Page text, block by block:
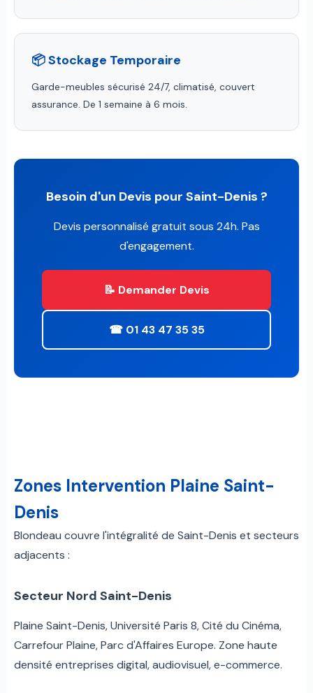
📦 Stockage Temporaire
Garde-meubles sécurisé 24/7, climatisé, couvert
assurance. De 1 semaine à 6 mois.
Besoin d'un Devis pour Saint-Denis ?
Devis personnalisé gratuit sous 24h. Pas
d'engagement.
📝 Demander Devis
☎ 01 43 47 35 35
Zones Intervention Plaine Saint-
Denis
Blondeau couvre l'intégralité de Saint-Denis et secteurs
adjacents :
Secteur Nord Saint-Denis
Plaine Saint-Denis, Université Paris 8, Cité du Cinéma,
Carrefour Plaine, Parc d'Affaires Europe. Zone haute
densité entreprises digital, audiovisuel, e-commerce.